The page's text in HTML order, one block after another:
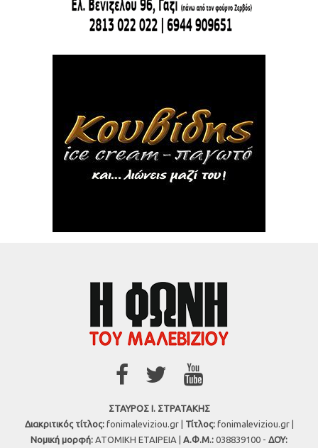
ΣΤΑΥΡΟΣ Ι. ΣΤΡΑΤΑΚΗΣ
Διακριτικός τίτλος:fonimaleviziou.gr | Τίτλος:fonimaleviziou.gr |
Νομική μορφή: ΑΤΟΜΙΚΗ ΕΤΑΙΡΕΙΑ | Α.Φ.Μ.: 038839100 - ΔΟΥ: